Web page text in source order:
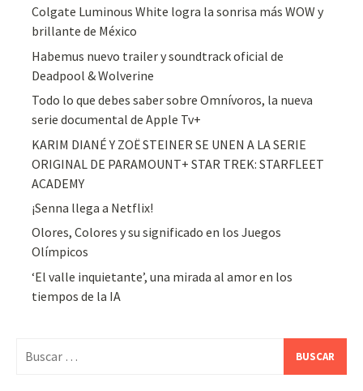
Colgate Luminous White logra la sonrisa más WOW y
brillante de México
Habemus nuevo trailer y soundtrack oficial de
Deadpool & Wolverine
Todo lo que debes saber sobre Omnívoros, la nueva
serie documental de Apple Tv+
KARIM DIANÉ Y ZOË STEINER SE UNEN A LA SERIE
ORIGINAL DE PARAMOUNT+ STAR TREK: STARFLEET
ACADEMY
¡Senna llega a Netflix!
Olores, Colores y su significado en los Juegos
Olímpicos
‘El valle inquietante’, una mirada al amor en los
tiempos de la IA